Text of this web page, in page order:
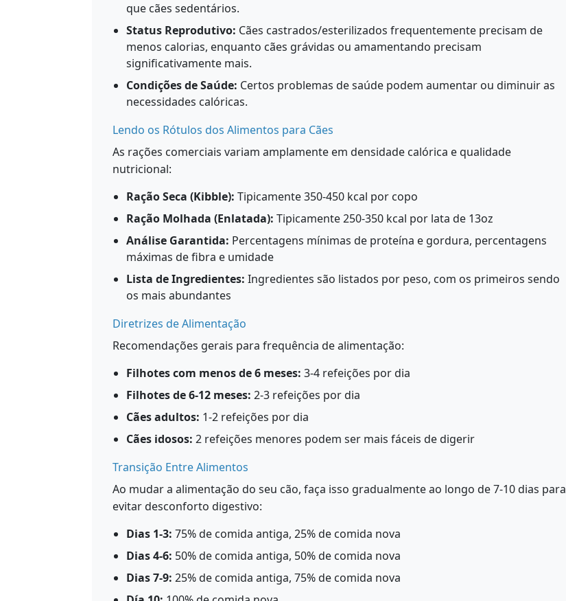
que cães sedentários.
Status Reprodutivo: Cães castrados/esterilizados frequentemente precisam de
menos calorias, enquanto cães grávidas ou amamentando precisam
significativamente mais.
Condições de Saúde: Certos problemas de saúde podem aumentar ou diminuir as
necessidades calóricas.
Lendo os Rótulos dos Alimentos para Cães
As rações comerciais variam amplamente em densidade calórica e qualidade
nutricional:
Ração Seca (Kibble): Tipicamente 350-450 kcal por copo
Ração Molhada (Enlatada): Tipicamente 250-350 kcal por lata de 13oz
Análise Garantida: Percentagens mínimas de proteína e gordura, percentagens
máximas de fibra e umidade
Lista de Ingredientes: Ingredientes são listados por peso, com os primeiros sendo
os mais abundantes
Diretrizes de Alimentação
Recomendações gerais para frequência de alimentação:
Filhotes com menos de 6 meses: 3-4 refeições por dia
Filhotes de 6-12 meses: 2-3 refeições por dia
Cães adultos: 1-2 refeições por dia
Cães idosos: 2 refeições menores podem ser mais fáceis de digerir
Transição Entre Alimentos
Ao mudar a alimentação do seu cão, faça isso gradualmente ao longo de 7-10 dias para
evitar desconforto digestivo:
Dias 1-3: 75% de comida antiga, 25% de comida nova
Dias 4-6: 50% de comida antiga, 50% de comida nova
Dias 7-9: 25% de comida antiga, 75% de comida nova